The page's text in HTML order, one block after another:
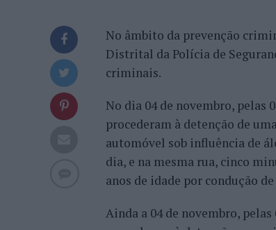
No âmbito da prevenção
Distrital da Polícia de
criminais.
No dia 04 de novembro, pelas
procederam à detenção de
automóvel sob influência de
dia, e na mesma rua, cinco
anos de idade por condução
Ainda a 04 de novembro, pelas